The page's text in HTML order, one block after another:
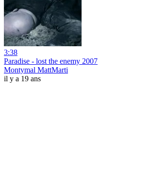
3:38
Paradise - lost the enemy 2007
Montymal MattMarti
il y a 19 ans